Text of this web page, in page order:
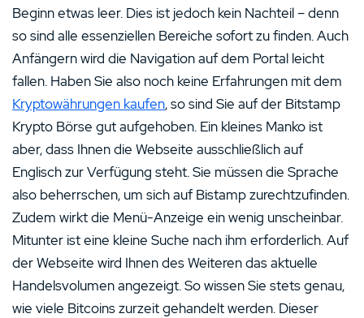
Vorteile im Detail
hohe Liquidität
intern regulierte Behörde
zahlreiche Einzahlungsmöglichkeiten
übersichtliche Gestaltung der Webseite
schnelle, einfache Registrierung
Mit diesen Nachteilen ist zu rechnen
Die negativen Aspekte halten sich bei jenem Anbieter
in Grenzen. Gemäß den Bitstamp Erfahrungen ist es
jedoch ein Nachteil, dass nur wenige Kryptowährungen
handelbar sind. Kunden, die sich aber auf die bekannten
Vertreter wie Bitcoin und Ether beschränken, sind hier
aber gut aufgehoben.
1 Stern
Beginn etwas leer. Dies ist jedoch kein Nachteil – denn
so sind alle essenziellen Bereiche sofort zu finden. Auch
Anfängern wird die Navigation auf dem Portal leicht
fallen. Haben Sie also noch keine Erfahrungen mit dem
Kryptowährungen kaufen, so sind Sie auf der Bitstamp
Krypto Börse gut aufgehoben. Ein kleines Manko ist
aber, dass Ihnen die Webseite ausschließlich auf
Englisch zur Verfügung steht. Sie müssen die Sprache
also beherrschen, um sich auf Bistamp zurechtzufinden.
Zudem wirkt die Menü-Anzeige ein wenig unscheinbar.
Mitunter ist eine kleine Suche nach ihm erforderlich. Auf
der Webseite wird Ihnen des Weiteren das aktuelle
Handelsvolumen angezeigt. So wissen Sie stets genau,
wie viele Bitcoins zurzeit gehandelt werden. Dieser